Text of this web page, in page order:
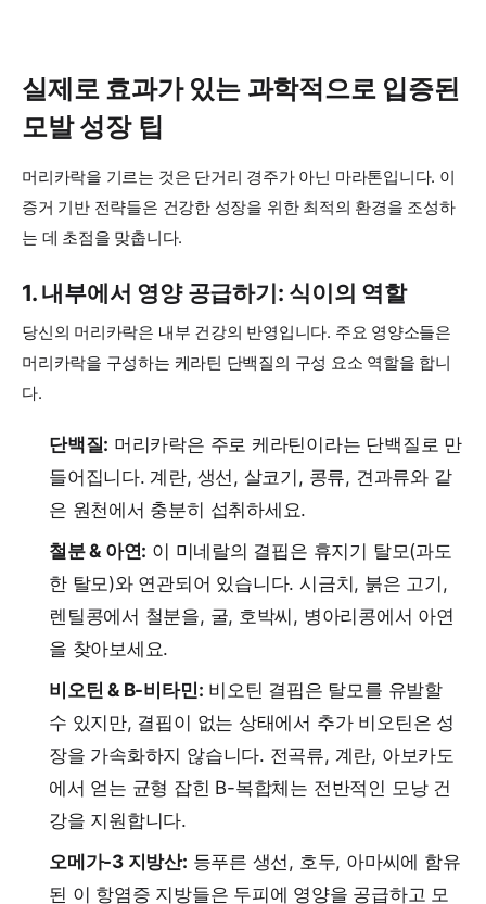
실제로 효과가 있는 과학적으로 입증된
모발 성장 팁
머리카락을 기르는 것은 단거리 경주가 아닌 마라톤입니다. 이
증거 기반 전략들은 건강한 성장을 위한 최적의 환경을 조성하
는 데 초점을 맞춥니다.
1. 내부에서 영양 공급하기: 식이의 역할
당신의 머리카락은 내부 건강의 반영입니다. 주요 영양소들은
머리카락을 구성하는 케라틴 단백질의 구성 요소 역할을 합니
다.
단백질: 머리카락은 주로 케라틴이라는 단백질로 만
들어집니다. 계란, 생선, 살코기, 콩류, 견과류와 같
은 원천에서 충분히 섭취하세요.
철분 & 아연: 이 미네랄의 결핍은 휴지기 탈모(과도
한 탈모)와 연관되어 있습니다. 시금치, 붉은 고기,
렌틸콩에서 철분을, 굴, 호박씨, 병아리콩에서 아연
을 찾아보세요.
비오틴 & B-비타민: 비오틴 결핍은 탈모를 유발할
수 있지만, 결핍이 없는 상태에서 추가 비오틴은 성
장을 가속화하지 않습니다. 전곡류, 계란, 아보카도
에서 얻는 균형 잡힌 B-복합체는 전반적인 모낭 건
강을 지원합니다.
오메가-3 지방산: 등푸른 생선, 호두, 아마씨에 함유
된 이 항염증 지방들은 두피에 영양을 공급하고 모